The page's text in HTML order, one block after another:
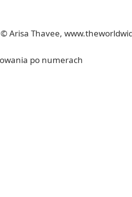
Arisa Thavee,
po numerach